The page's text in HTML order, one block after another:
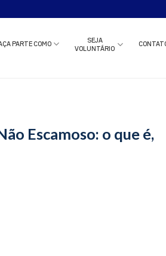
PARTE COMO
SEJA
VOLUNTÁRIO
Escamoso: o que é,
equipe?Clique aquie cadastre-se!!